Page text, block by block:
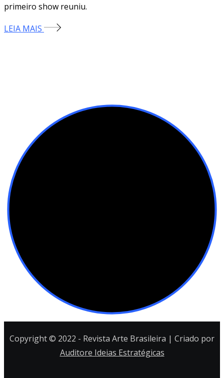
primeiro show reuniu.
LEIA MAIS
Copyright © 2022 - Revista Arte Brasileira | Criado por
Auditore Ideias Estratégicas